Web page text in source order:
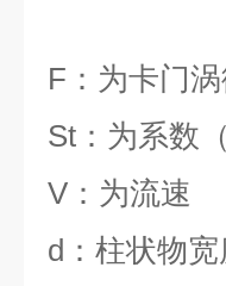
F ：为卡门
St ：为系数
V ：为流速
d ：柱状物